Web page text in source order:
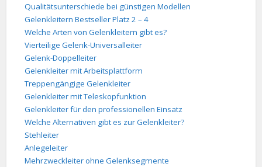
Qualitätsunterschiede bei günstigen Modellen
Gelenkleitern Bestseller Platz 2 – 4
Welche Arten von Gelenkleitern gibt es?
Vierteilige Gelenk-Universalleiter
Gelenk-Doppelleiter
Gelenkleiter mit Arbeitsplattform
Treppengängige Gelenkleiter
Gelenkleiter mit Teleskopfunktion
Gelenkleiter für den professionellen Einsatz
Welche Alternativen gibt es zur Gelenkleiter?
Stehleiter
Anlegeleiter
Mehrzweckleiter ohne Gelenksegmente